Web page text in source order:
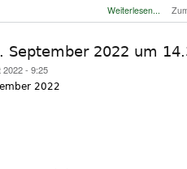
Weiterlesen...
September 2022 um
2022 - 9:25
2022